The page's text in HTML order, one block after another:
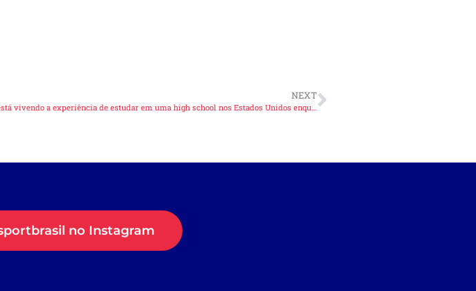
NEXT
no Instagram